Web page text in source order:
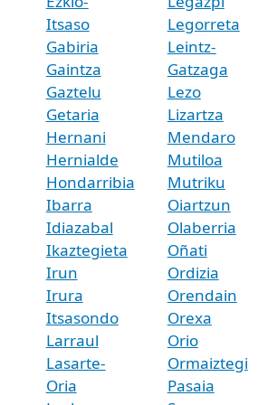
Itsaso
Gabiria
Gaintza
Gaztelu
Getaria
Hernani
Hernialde
Hondarribia
Ibarra
Idiazabal
Ikaztegieta
Irun
Irura
Itsasondo
Larraul
Lasarte-
Oria
Legorreta
Leintz-
Gatzaga
Lezo
Lizartza
Mendaro
Mutiloa
Mutriku
Oiartzun
Olaberria
Oñati
Ordizia
Orendain
Orexa
Orio
Ormaiztegi
Pasaia